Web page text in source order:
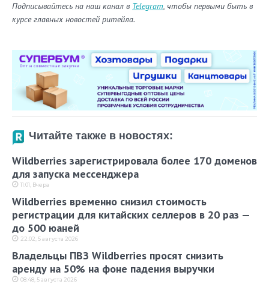
Подписывайтесь на наш канал в Telegram, чтобы первыми быть в
курсе главных новостей ритейла.
Читайте также в новостях:
Wildberries зарегистрировала более 170 доменов
для запуска мессенджера
11:01, Вчера
Wildberries временно снизил стоимость
регистрации для китайских селлеров в 20 раз —
до 500 юаней
22:02, 5 августа 2026
Владельцы ПВЗ Wildberries просят снизить
аренду на 50% на фоне падения выручки
08:48, 5 августа 2026